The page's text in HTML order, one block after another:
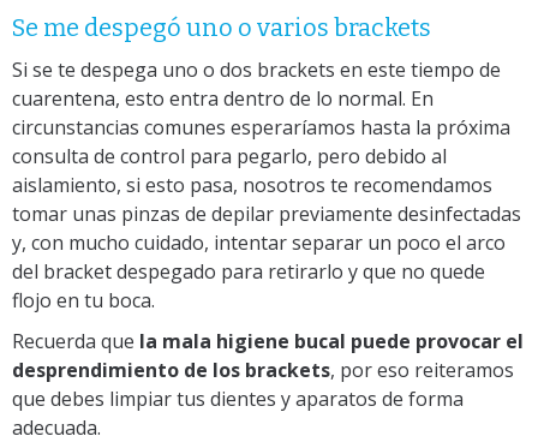
Se me despegó uno o varios brackets
Si se te despega uno o dos brackets en este tiempo de
cuarentena, esto entra dentro de lo normal. En
circunstancias comunes esperaríamos hasta la próxima
consulta de control para pegarlo, pero debido al
aislamiento, si esto pasa, nosotros te recomendamos
tomar unas pinzas de depilar previamente desinfectadas
y, con mucho cuidado, intentar separar un poco el arco
del bracket despegado para retirarlo y que no quede
flojo en tu boca.
Recuerda que la mala higiene bucal puede provocar el
desprendimiento de los brackets, por eso reiteramos
que debes limpiar tus dientes y aparatos de forma
adecuada.